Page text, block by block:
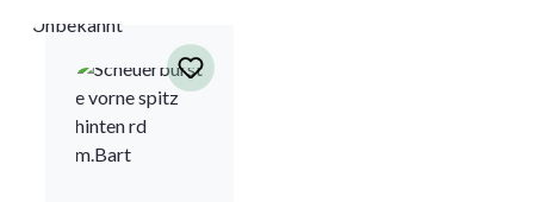
Unbekannt